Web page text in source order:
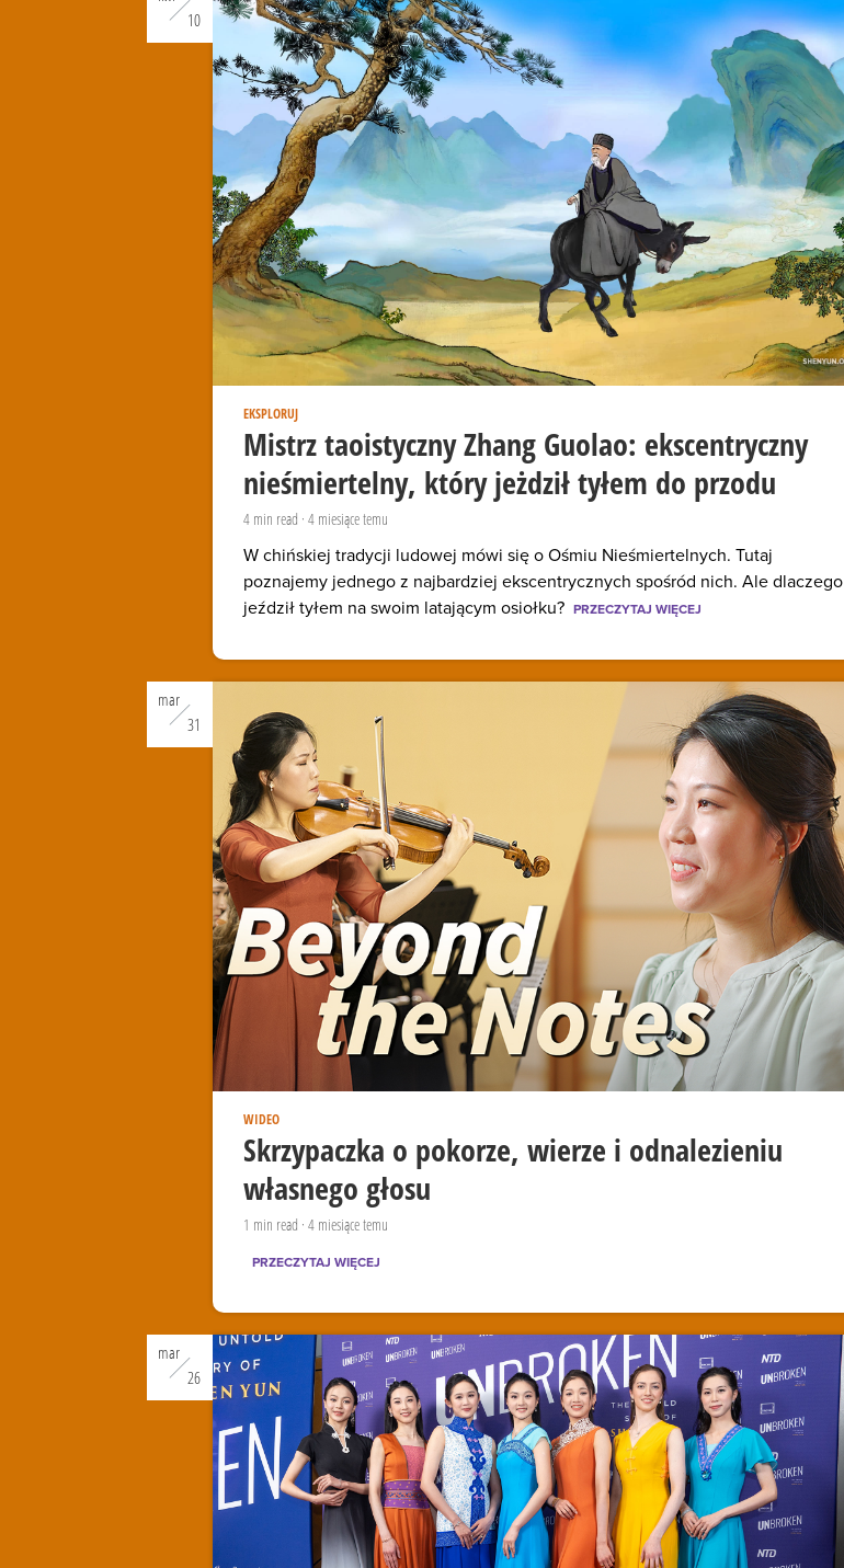
10
EKSPLORUJ
Mistrz taoistyczny Zhang Guolao: ekscentryczny
nieśmiertelny, który jeżdził tyłem do przodu
4 min read ·4 miesiące temu
W chińskiej tradycji ludowej mówi się o Ośmiu Nieśmiertelnych. Tutaj
poznajemy jednego z najbardziej ekscentrycznych spośród nich. Ale dlaczego
jeździł tyłem na swoim latającym osiołku? PRZECZYTAJ WIĘCEJ
mar
31
WIDEO
Skrzypaczka o pokorze, wierze i odnalezieniu
własnego głosu
1 min read ·4 miesiące temu
PRZECZYTAJ WIĘCEJ
mar
26